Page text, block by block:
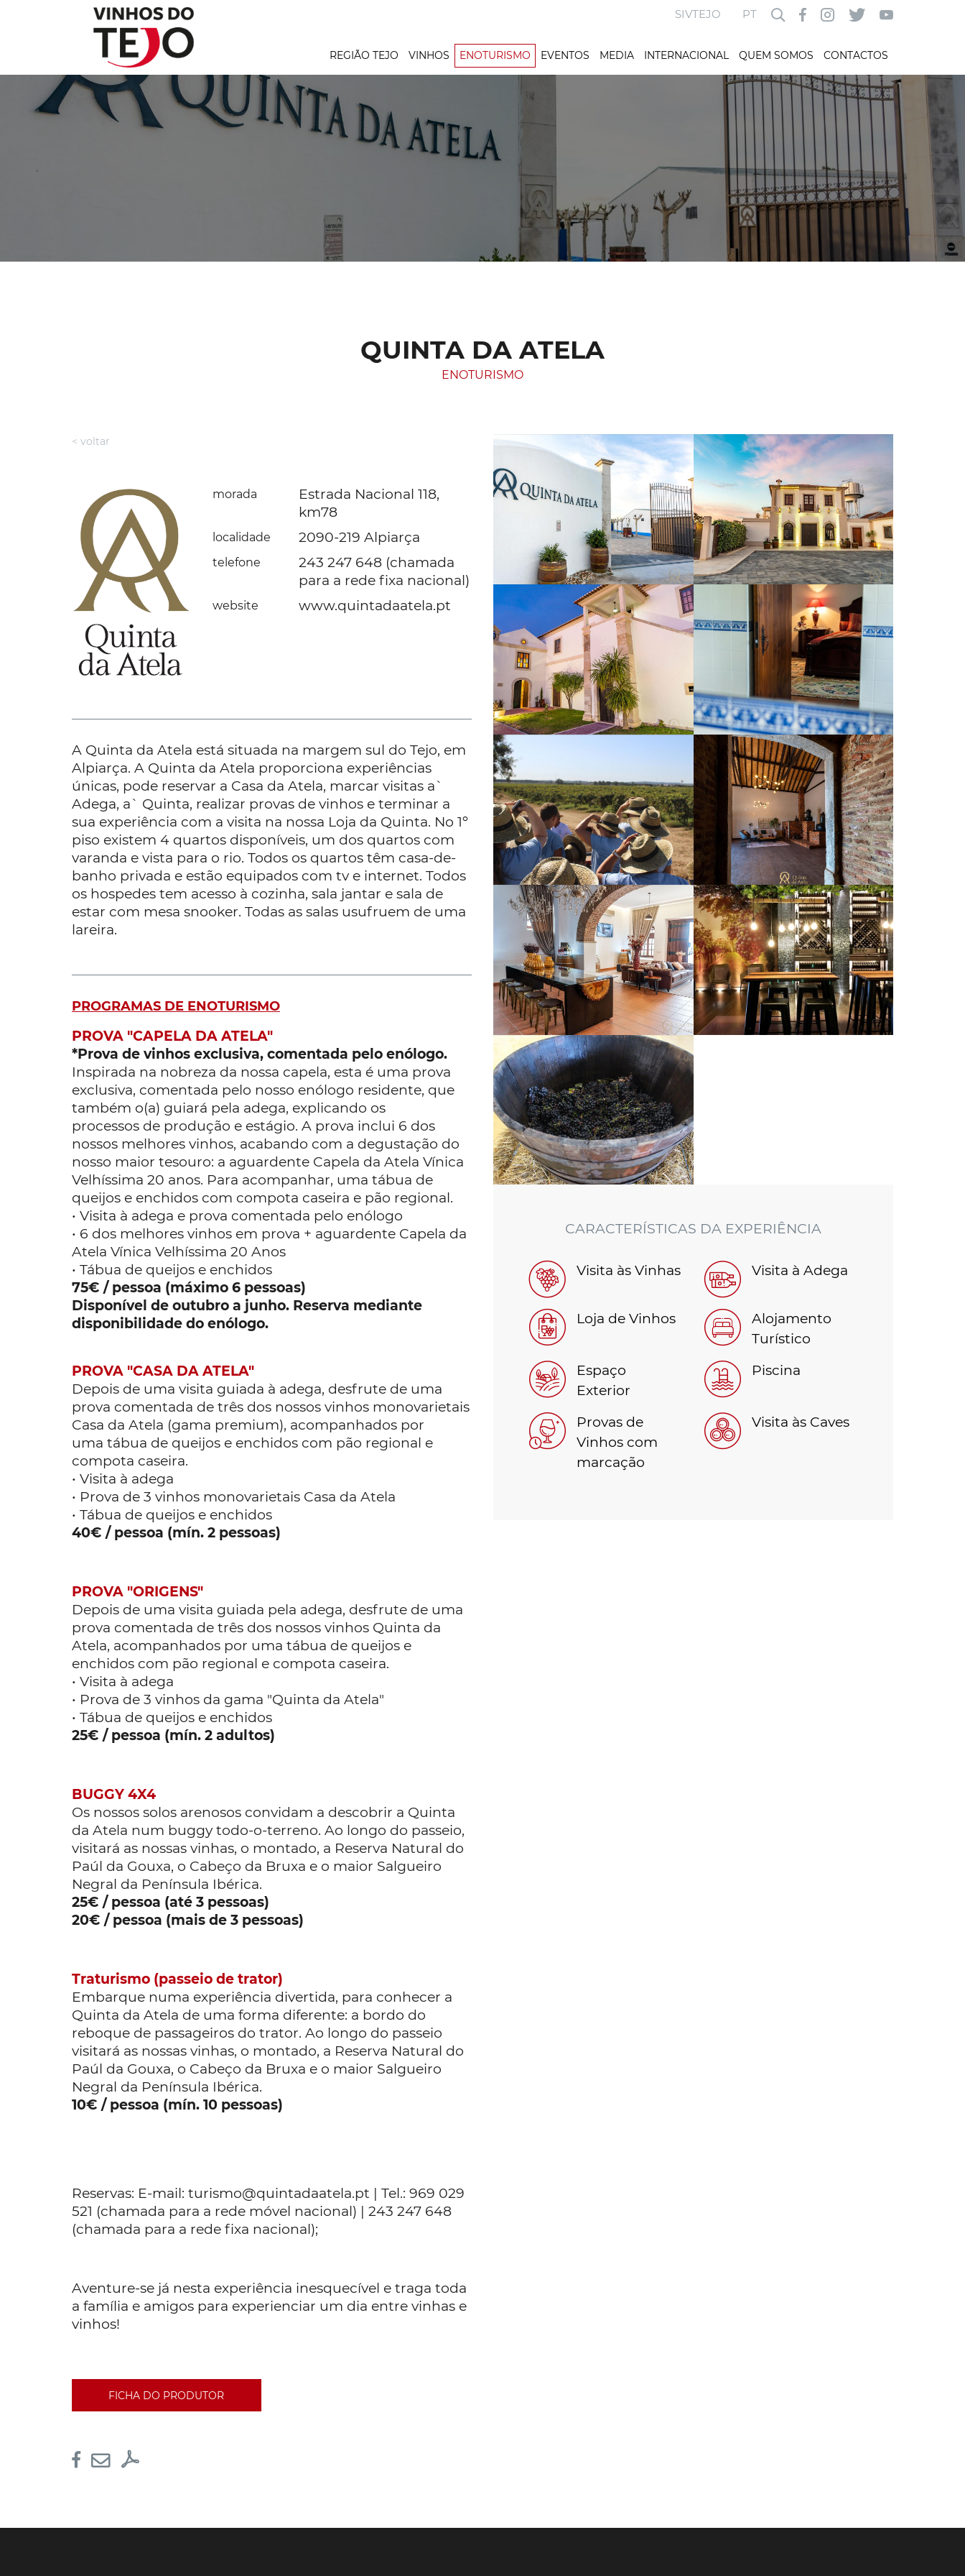
SIVTEJO PT
REGIÃO TEJO VINHOS ENOTURISMO EVENTOS MEDIA INTERNACIONAL QUEM SOMOS CONTACTOS
QUINTA DA ATELA
ENOTURISMO
< voltar
morada
Estrada Nacional 118,
km78
localidade 2090-219 Alpiarça
telefone
243 247 648 (chamada
para a rede fixa nacional)
website www.quintadaatela.pt
A Quinta da Atela está situada na margem sul do Tejo, em
Alpiarça. A Quinta da Atela proporciona experiências
únicas, pode reservar a Casa da Atela, marcar visitas a`
Adega, a` Quinta, realizar provas de vinhos e terminar a
sua experiência com a visita na nossa Loja da Quinta. No 1º
piso existem 4 quartos disponíveis, um dos quartos com
varanda e vista para o rio. Todos os quartos têm casa-de-
banho privada e estão equipados com tv e internet. Todos
os hospedes tem acesso à cozinha, sala jantar e sala de
estar com mesa snooker. Todas as salas usufruem de uma
lareira.
PROGRAMAS DE ENOTURISMO
PROVA "CAPELA DA ATELA"
*Prova de vinhos exclusiva, comentada pelo enólogo.
Inspirada na nobreza da nossa capela, esta é uma prova
exclusiva, comentada pelo nosso enólogo residente, que
também o(a) guiará pela adega, explicando os
processos de produção e estágio. A prova inclui 6 dos
nossos melhores vinhos, acabando com a degustação do
nosso maior tesouro: a aguardente Capela da Atela Vínica
Velhíssima 20 anos. Para acompanhar, uma tábua de
queijos e enchidos com compota caseira e pão regional.
• Visita à adega e prova comentada pelo enólogo
• 6 dos melhores vinhos em prova + aguardente Capela da
Atela Vínica Velhíssima 20 Anos
• Tábua de queijos e enchidos
75€ / pessoa (máximo 6 pessoas)
Disponível de outubro a junho. Reserva mediante
disponibilidade do enólogo.
PROVA "CASA DA ATELA"
Depois de uma visita guiada à adega, desfrute de uma
prova comentada de três dos nossos vinhos monovarietais
Casa da Atela (gama premium), acompanhados por
uma tábua de queijos e enchidos com pão regional e
compota caseira.
• Visita à adega
• Prova de 3 vinhos monovarietais Casa da Atela
• Tábua de queijos e enchidos
40€ / pessoa (mín. 2 pessoas)
PROVA "ORIGENS"
Depois de uma visita guiada pela adega, desfrute de uma
prova comentada de três dos nossos vinhos Quinta da
Atela, acompanhados por uma tábua de queijos e
enchidos com pão regional e compota caseira.
• Visita à adega
• Prova de 3 vinhos da gama "Quinta da Atela"
• Tábua de queijos e enchidos
25€ / pessoa (mín. 2 adultos)
BUGGY 4X4
Os nossos solos arenosos convidam a descobrir a Quinta
da Atela num buggy todo-o-terreno. Ao longo do passeio,
visitará as nossas vinhas, o montado, a Reserva Natural do
Paúl da Gouxa, o Cabeço da Bruxa e o maior Salgueiro
Negral da Península Ibérica.
25€ / pessoa (até 3 pessoas)
20€ / pessoa (mais de 3 pessoas)
Traturismo (passeio de trator)
Embarque numa experiência divertida, para conhecer a
Quinta da Atela de uma forma diferente: a bordo do
reboque de passageiros do trator. Ao longo do passeio
visitará as nossas vinhas, o montado, a Reserva Natural do
Paúl da Gouxa, o Cabeço da Bruxa e o maior Salgueiro
Negral da Península Ibérica.
10€ / pessoa (mín. 10 pessoas)
Reservas: E-mail: turismo@quintadaatela.pt | Tel.: 969 029
521 (chamada para a rede móvel nacional) | 243 247 648
(chamada para a rede fixa nacional);
Aventure-se já nesta experiência inesquecível e traga toda
a família e amigos para experienciar um dia entre vinhas e
vinhos!
FICHA DO PRODUTOR
CARACTERÍSTICAS DA EXPERIÊNCIA
Visita às Vinhas Visita à Adega
Loja de Vinhos
Alojamento
Turístico
Espaço
Exterior
Piscina
Provas de
Vinhos com
marcação
Visita às Caves